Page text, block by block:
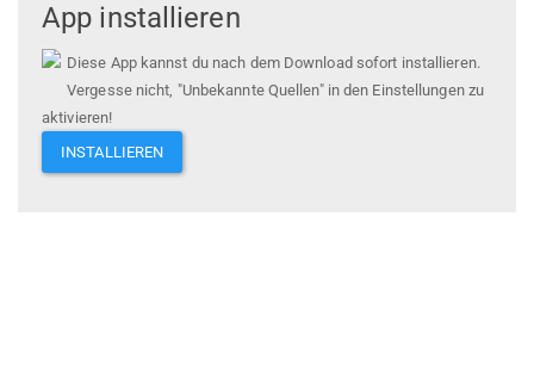
App installieren
Diese App kannst du nach dem Download sofort installieren.
Vergesse nicht, "Unbekannte Quellen" in den Einstellungen zu
aktivieren!
INSTALLIEREN